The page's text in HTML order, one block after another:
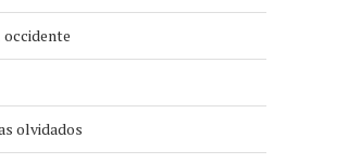
olvidados